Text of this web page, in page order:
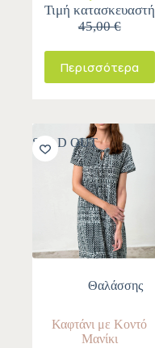
Τιμή κατασκευαστή
45,00 €
Περισσότερα
SOLD OUT
Θαλάσσης
Καφτάνι με Κοντό
Μανίκι